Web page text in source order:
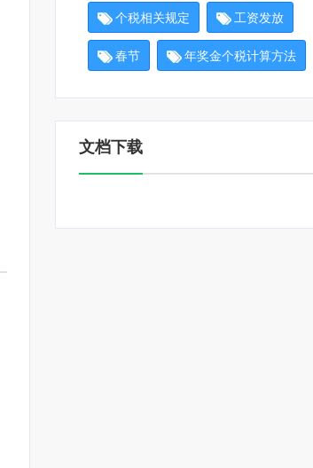
个税相关规定 工资发放
春节 年奖金个税计算方法
文档下载